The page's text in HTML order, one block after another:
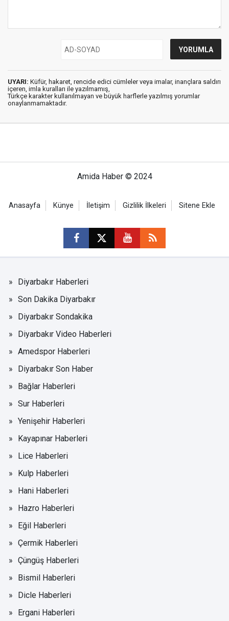
UYARI: Küfür, hakaret, rencide edici cümleler veya imalar, inançlara saldırı
içeren, imla kuralları ile yazılmamış,
Türkçe karakter kullanılmayan ve büyük harflerle yazılmış yorumlar
onaylanmamaktadır.
Amida Haber © 2024
Anasayfa Künye İletişim Gizlilik İlkeleri Sitene Ekle
Diyarbakır Haberleri
Son Dakika Diyarbakır
Diyarbakır Sondakika
Diyarbakır Video Haberleri
Amedspor Haberleri
Diyarbakır Son Haber
Bağlar Haberleri
Sur Haberleri
Yenişehir Haberleri
Kayapınar Haberleri
Lice Haberleri
Kulp Haberleri
Hani Haberleri
Hazro Haberleri
Eğil Haberleri
Çermik Haberleri
Çüngüş Haberleri
Bismil Haberleri
Dicle Haberleri
Ergani Haberleri